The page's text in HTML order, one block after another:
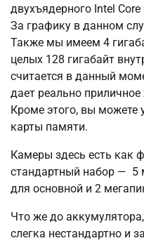
двухъядерного Intel Core
За графику в данном
Также мы имеем 4
целых 128 гигабайт
считается в данный
дает реально
Кроме этого, вы можете
карты памяти.
Камеры здесь есть как
стандартный набор — 5
для основной и 2
Что же до
слегка нестандартно и